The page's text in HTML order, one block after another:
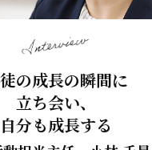
の成長の瞬間に
立ち会い、
自分も成長する